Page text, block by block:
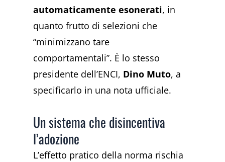
automaticamente esonerati, in
quanto frutto di selezioni che
“minimizzano tare
comportamentali”. È lo stesso
presidente dell’ENCI, Dino Muto, a
specificarlo in una nota ufficiale.
Un sistema che disincentiva
l’adozione
L’effetto pratico della norma rischia